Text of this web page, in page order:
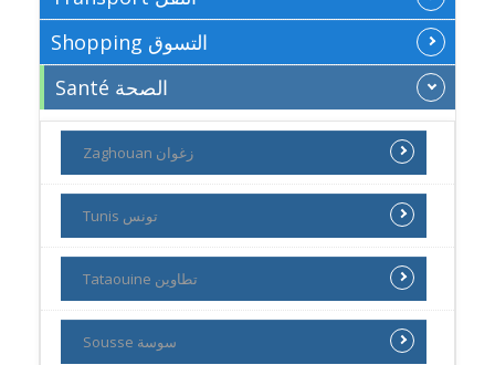
Shopping التسوق
Santé الصحة
Zaghouan زغوان
Tunis تونس
Tataouine تطاوين
Sousse سوسة